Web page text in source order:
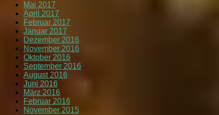
Mai 2017
April 2017
Februar 2017
Januar 2017
Dezember 2016
November 2016
Oktober 2016
September 2016
August 2016
Juni 2016
März 2016
Februar 2016
November 2015